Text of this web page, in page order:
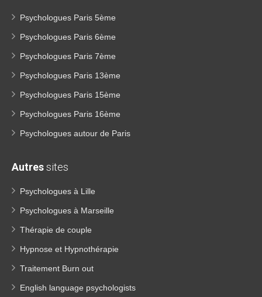
Psychologues Paris 5ème
Psychologues Paris 6ème
Psychologues Paris 7ème
Psychologues Paris 13ème
Psychologues Paris 15ème
Psychologues Paris 16ème
Psychologues autour de Paris
Autressites
Psychologues à Lille
Psychologues à Marseille
Thérapie de couple
Hypnose et Hypnothérapie
Traitement Burn out
English language psychologists